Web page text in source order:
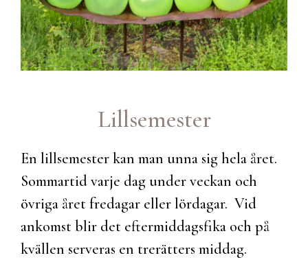
Lillsemester
En lillsemester kan man unna sig hela året.
Sommartid varje dag under veckan och
övriga året fredagar eller lördagar. Vid
ankomst blir det eftermiddagsfika och på
kvällen serveras en trerätters middag.